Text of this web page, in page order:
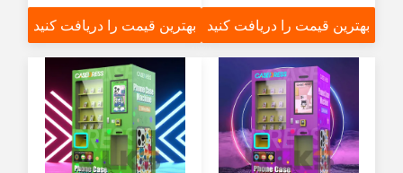
اینچی و پایانه فروش
بهترین قیمت را دریافت کنید
کارت اعتباری
بهترین قیمت را دریافت کنید